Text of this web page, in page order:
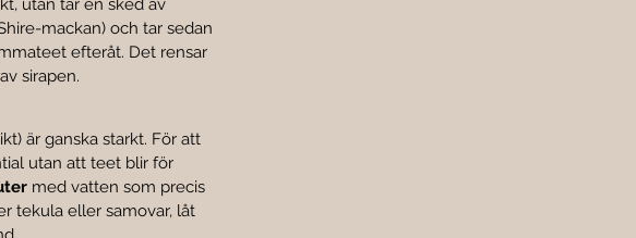
utan tar en sked av
mackan) och tar sedan
efteråt. Det rensar
sirapen.
är ganska starkt. För att
utan att teet blir för
med vatten som precis
tekula eller samovar, låt